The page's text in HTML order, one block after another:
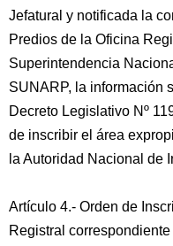
Jefatural y notificada la
Predios de la Oficina
Superintendencia
SUNARP, la información
Decreto Legislativo Nº
de inscribir el área
la Autoridad Nacional de
Artículo 4.- Orden de
Registral